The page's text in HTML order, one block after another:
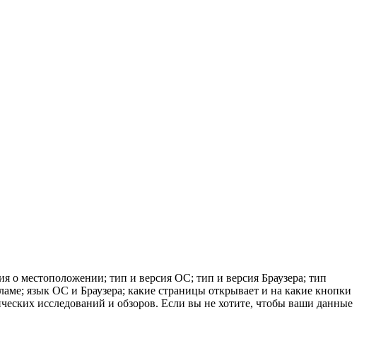
о местоположении; тип и версия ОС; тип и версия Браузера; тип
язык ОС и Браузера; какие страницы открывает и на какие кнопки
исследований и обзоров. Если вы не хотите, чтобы ваши данные